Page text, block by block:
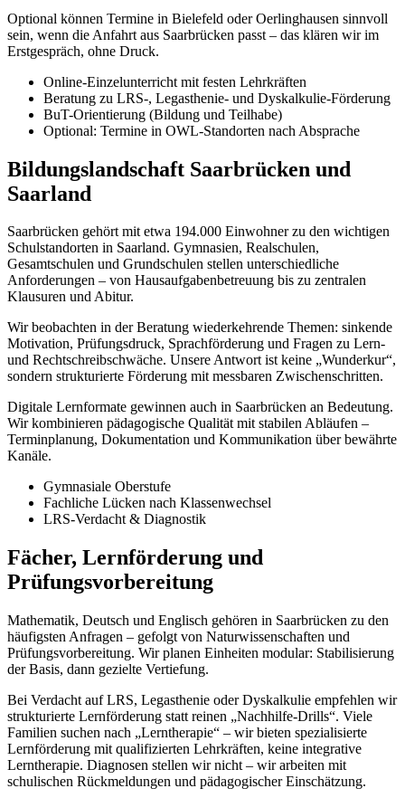
Optional können Termine in Bielefeld oder Oerlinghausen sinnvoll
sein, wenn die Anfahrt aus Saarbrücken passt – das klären wir im
Erstgespräch, ohne Druck.
Online-Einzelunterricht mit festen Lehrkräften
Beratung zu LRS-, Legasthenie- und Dyskalkulie-Förderung
BuT-Orientierung (Bildung und Teilhabe)
Optional: Termine in OWL-Standorten nach Absprache
Bildungslandschaft Saarbrücken und
Saarland
Saarbrücken gehört mit etwa 194.000 Einwohner zu den wichtigen
Schulstandorten in Saarland. Gymnasien, Realschulen,
Gesamtschulen und Grundschulen stellen unterschiedliche
Anforderungen – von Hausaufgabenbetreuung bis zu zentralen
Klausuren und Abitur.
Wir beobachten in der Beratung wiederkehrende Themen: sinkende
Motivation, Prüfungsdruck, Sprachförderung und Fragen zu Lern-
und Rechtschreibschwäche. Unsere Antwort ist keine „Wunderkur“,
sondern strukturierte Förderung mit messbaren Zwischenschritten.
Digitale Lernformate gewinnen auch in Saarbrücken an Bedeutung.
Wir kombinieren pädagogische Qualität mit stabilen Abläufen –
Terminplanung, Dokumentation und Kommunikation über bewährte
Kanäle.
Gymnasiale Oberstufe
Fachliche Lücken nach Klassenwechsel
LRS-Verdacht & Diagnostik
Fächer, Lernförderung und
Prüfungsvorbereitung
Mathematik, Deutsch und Englisch gehören in Saarbrücken zu den
häufigsten Anfragen – gefolgt von Naturwissenschaften und
Prüfungsvorbereitung. Wir planen Einheiten modular: Stabilisierung
der Basis, dann gezielte Vertiefung.
Bei Verdacht auf LRS, Legasthenie oder Dyskalkulie empfehlen wir
strukturierte Lernförderung statt reinen „Nachhilfe-Drills“. Viele
Familien suchen nach „Lerntherapie“ – wir bieten spezialisierte
Lernförderung mit qualifizierten Lehrkräften, keine integrative
Lerntherapie. Diagnosen stellen wir nicht – wir arbeiten mit
schulischen Rückmeldungen und pädagogischer Einschätzung.